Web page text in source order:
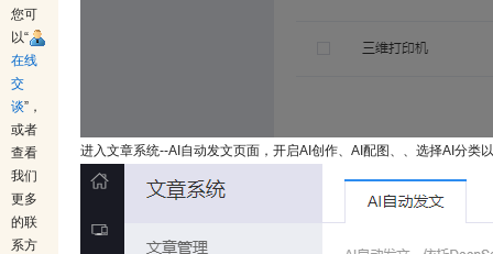
您可
以“
在线
交
谈”，
或者
查看
我们
更多
的联
系方
进入文章系统--AI自动发文页面，开启AI创作、AI配图、、选择AI分类